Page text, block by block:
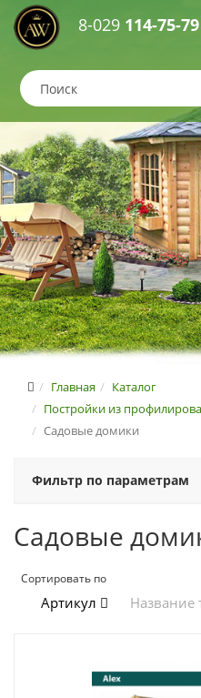
8-029 114-75-79
Главная
Каталог
Постройки из
Садовые домики
Фильтр по параметрам
Садовые
Сортировать по
Артикул Название